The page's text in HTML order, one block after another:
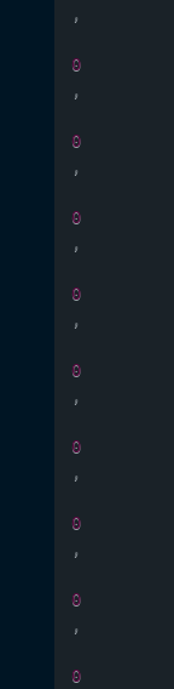
,
0
,
0
,
0
,
0
,
0
,
0
,
0
,
0
,
0